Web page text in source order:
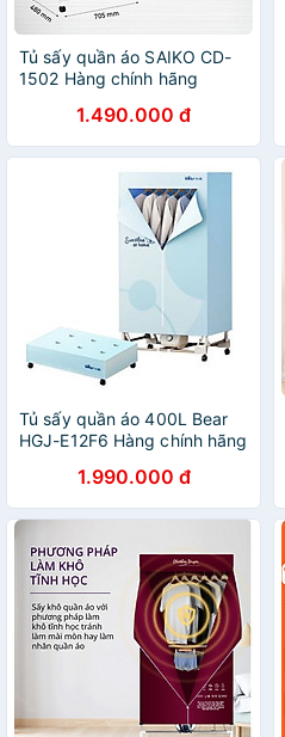
Tủ sấy quần áo SAIKO CD-
1502 Hàng chính hãng
1.490.000 đ
Tủ sấy quần áo 400L Bear
HGJ-E12F6 Hàng chính hãng
1.990.000 đ